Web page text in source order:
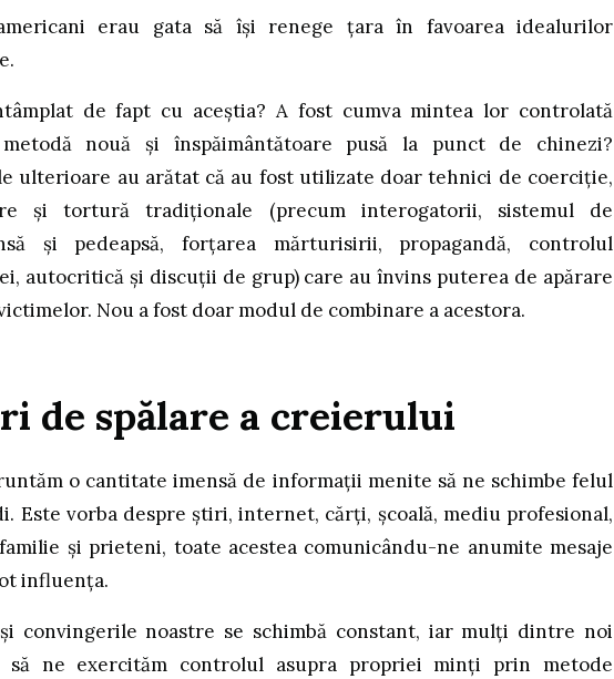
erau gata să își renege țara în favoarea idealurilor
de fapt cu aceștia? A fost cumva mintea lor controlată
nouă și înspăimântătoare pusă la punct de chinezi?
ulterioare au arătat că au fost utilizate doar tehnici de coerciție,
și tortură tradiționale (precum interogatorii, sistemul de
și pedeapsă, forțarea mărturisirii, propagandă, controlul
autocritică și discuții de grup) care au învins puterea de apărare
Nou a fost doar modul de combinare a acestora.
de spălare a creierului
o cantitate imensă de informații menite să ne schimbe felul
Este vorba despre știri, internet, cărți, școală, mediu profesional,
și prieteni, toate acestea comunicându-ne anumite mesaje
influența.
convingerile noastre se schimbă constant, iar mulți dintre noi
să ne exercităm controlul asupra propriei minți prin metode